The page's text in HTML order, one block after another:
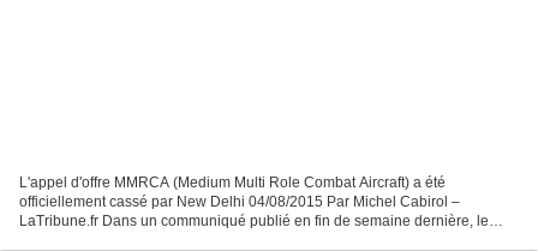
L'appel d'offre MMRCA (Medium Multi Role Combat Aircraft) a été
officiellement cassé par New Delhi 04/08/2015 Par Michel Cabirol –
LaTribune.fr Dans un communiqué publié en fin de semaine dernière, le